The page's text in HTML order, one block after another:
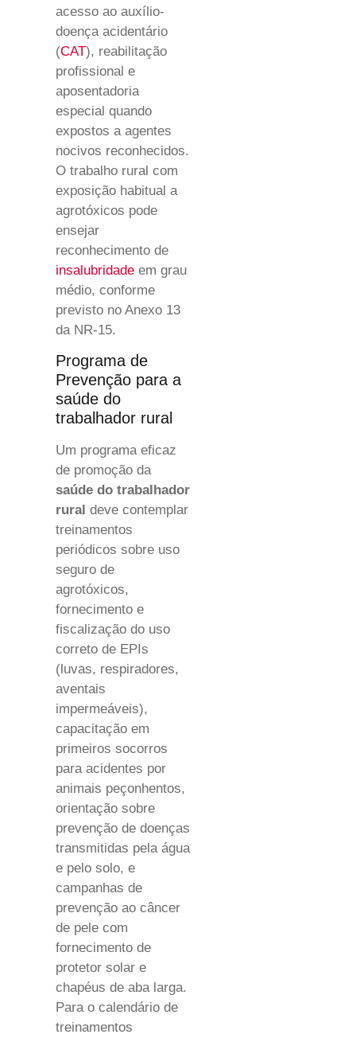
acesso ao auxílio-
doença acidentário
(CAT), reabilitação
profissional e
aposentadoria
especial quando
expostos a agentes
nocivos reconhecidos.
O trabalho rural com
exposição habitual a
agrotóxicos pode
ensejar
reconhecimento de
insalubridade em grau
médio, conforme
previsto no Anexo 13
da NR-15.
Programa de
Prevenção para a
saúde do
trabalhador rural
Um programa eficaz
de promoção da
saúde do trabalhador
rural deve contemplar
treinamentos
periódicos sobre uso
seguro de
agrotóxicos,
fornecimento e
fiscalização do uso
correto de EPIs
(luvas, respiradores,
aventais
impermeáveis),
capacitação em
primeiros socorros
para acidentes por
animais peçonhentos,
orientação sobre
prevenção de doenças
transmitidas pela água
e pelo solo, e
campanhas de
prevenção ao câncer
de pele com
fornecimento de
protetor solar e
chapéus de aba larga.
Para o calendário de
treinamentos